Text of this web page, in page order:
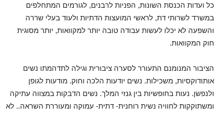
כל ועדות הכנסת השונות, הפניות לרבנים, לגורמים המתחלפים
במשרד לשרותי דת, לראשי המועצות הדתיות ולעוד בעלי שררה
והשפעה לא יכלו לעשות עבודה טובה יותר למקוואות, יותר מסוגית
חוק המקוואות.
הציבור המנומנם התעורר לסערה ציבורית וגילה לתדהמתו נשים
אותודוקסיות, משכילות. נשים יודעות הלכה וחוק. מודעות לגופן
ולנפשן. נעות בחופשיות בין גנזי המלך. נשים הדבקות במצווה עתיקה
ומשתוקקות לחוויה נשית רוחנית- דתית- עמוקה ומעוררת השראה.. לא